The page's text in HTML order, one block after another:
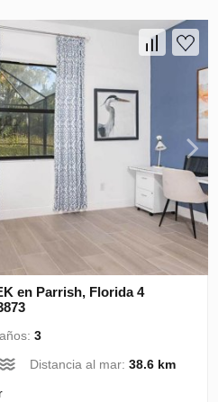
en Parrish, Florida 4
3
Distancia al mar:38.6 km